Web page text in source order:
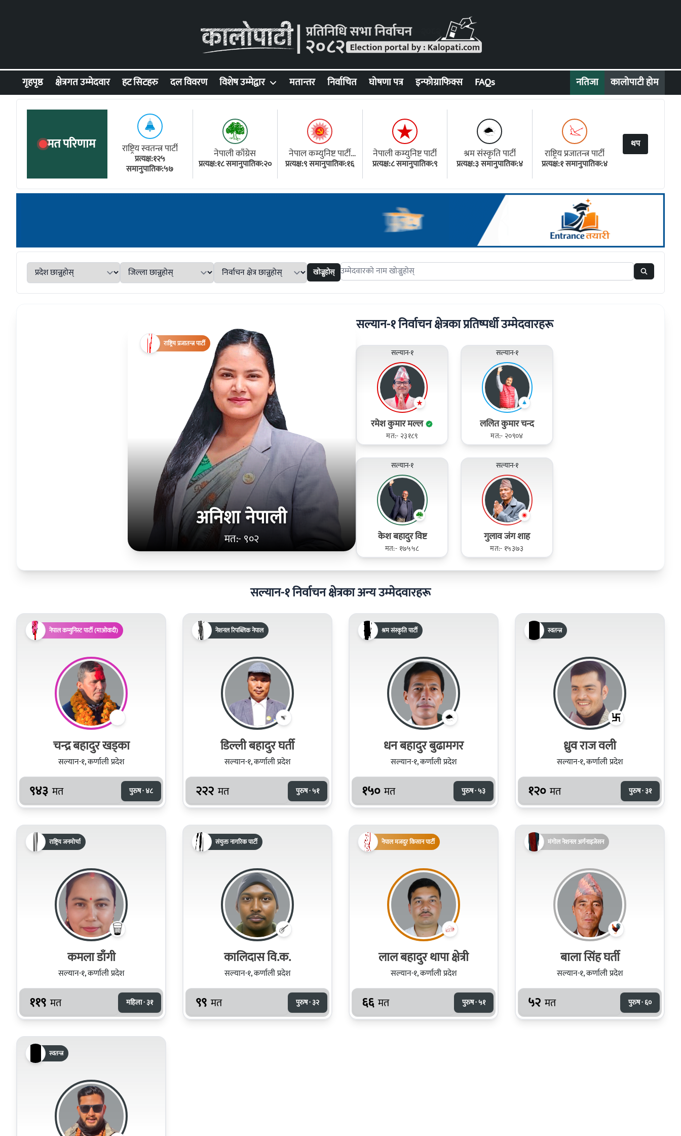
नतिजा कालोपाटी होम
गृहपृष्ठ क्षेत्रगत उम्मेदवार हट सिटहरु दल विवरण विशेष उम्मेद्वार मतान्तर निर्वाचित घोषणा पत्र इन्फोग्राफिक्स FAQs
मत परिणाम राष्ट्रिय स्वतन्त्र पार्टी
प्रत्यक्ष:१२५
समानुपातिक:५७
नेपाली काँग्रेस
प्रत्यक्ष:१८ समानुपातिक:२०
नेपाल कम्युनिष्ट पार्टी
(एमाले)
प्रत्यक्ष:९ समानुपातिक:१६
नेपाली कम्युनिष्ट पार्टी
प्रत्यक्ष:८ समानुपातिक:९
श्रम संस्कृति पार्टी
प्रत्यक्ष:३ समानुपातिक:४
राष्ट्रिय प्रजातन्त्र पार्टी
प्रत्यक्ष:१ समानुपातिक:४
थप
खोज्नुहोस् Search candidates
अनिशा नेपाली
मत:- ९०२
राष्ट्रिय प्रजातन्त्र पार्टी
सल्यान-१ निर्वाचन क्षेत्रका प्रतिष्पर्धी उम्मेदवारहरू
सल्यान-१
रमेश कुमार मल्ल
मत:- २३१८९
सल्यान-१
ललित कुमार चन्द
मत:- २०९०४
सल्यान-१
केश बहादुर विष्ट
मत:- १७५५८
सल्यान-१
गुलाव जंग शाह
मत:- १५३७३
सल्यान-१ निर्वाचन क्षेत्रका अन्य उम्मेदवारहरू
नेपाल कम्युनिस्ट पार्टी (माओवादी)
चन्द्र बहादुर खड्का
सल्यान-१, कर्णाली प्रदेश
९४३ मत पुरुष · ४८
नेशनल रिपब्लिक नेपाल
डिल्ली बहादुर घर्ती
सल्यान-१, कर्णाली प्रदेश
२२२ मत पुरुष · ५१
श्रम संस्कृति पार्टी
धन बहादुर बुढामगर
सल्यान-१, कर्णाली प्रदेश
१५० मत पुरुष · ५३
स्वतन्त्र
ध्रुव राज वली
सल्यान-१, कर्णाली प्रदेश
१२० मत पुरुष · ३१
राष्ट्रिय जनमोर्चा
कमला डाँगी
सल्यान-१, कर्णाली प्रदेश
११९ मत महिला · ३१
संयुक्त नागरिक पार्टी
कालिदास वि.क.
सल्यान-१, कर्णाली प्रदेश
९९ मत पुरुष · ३२
नेपाल मजदुर किसान पार्टी
लाल बहादुर थापा क्षेत्री
सल्यान-१, कर्णाली प्रदेश
६६ मत पुरुष · ५१
मंगोल नेशनल अर्गनाइजेसन
बाला सिंह घर्ती
सल्यान-१, कर्णाली प्रदेश
५२ मत पुरुष · ६०
स्वतन्त्र